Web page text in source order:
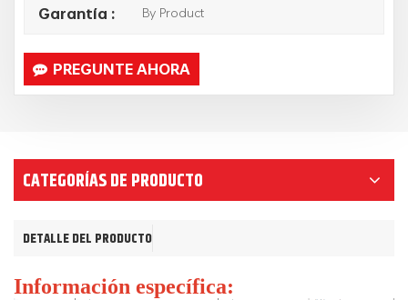
Garantía : By Product
PREGUNTE AHORA
CATEGORÍAS DE PRODUCTO
DETALLE DEL PRODUCTO
Información específica: